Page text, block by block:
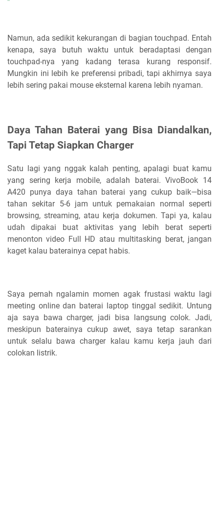
Namun, ada sedikit kekurangan di bagian touchpad. Entah
kenapa, saya butuh waktu untuk beradaptasi dengan
touchpad-nya yang kadang terasa kurang responsif.
Mungkin ini lebih ke preferensi pribadi, tapi akhirnya saya
lebih sering pakai mouse eksternal karena lebih nyaman.
Daya Tahan Baterai yang Bisa Diandalkan,
Tapi Tetap Siapkan Charger
Satu lagi yang nggak kalah penting, apalagi buat kamu
yang sering kerja mobile, adalah baterai. VivoBook 14
A420 punya daya tahan baterai yang cukup baik—bisa
tahan sekitar 5-6 jam untuk pemakaian normal seperti
browsing, streaming, atau kerja dokumen. Tapi ya, kalau
udah dipakai buat aktivitas yang lebih berat seperti
menonton video Full HD atau multitasking berat, jangan
kaget kalau baterainya cepat habis.
Saya pernah ngalamin momen agak frustasi waktu lagi
meeting online dan baterai laptop tinggal sedikit. Untung
aja saya bawa charger, jadi bisa langsung colok. Jadi,
meskipun baterainya cukup awet, saya tetap sarankan
untuk selalu bawa charger kalau kamu kerja jauh dari
colokan listrik.